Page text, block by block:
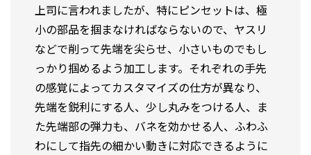
上司に言われましたが、特にピンセットは、極
小の部品を掴まなければならないので、ヤスリ
などで削って先端を尖らせ、小さいものでもし
っかり掴めるよう加工します。それぞれの手先
の感覚によってカスタマイズの仕方が異なり、
先端を鋭利にする人、少し丸みをつける人、ま
た先端部の弾力も、バネを効かせる人、ふわふ
わにして指先の細かい動きに対応できるように